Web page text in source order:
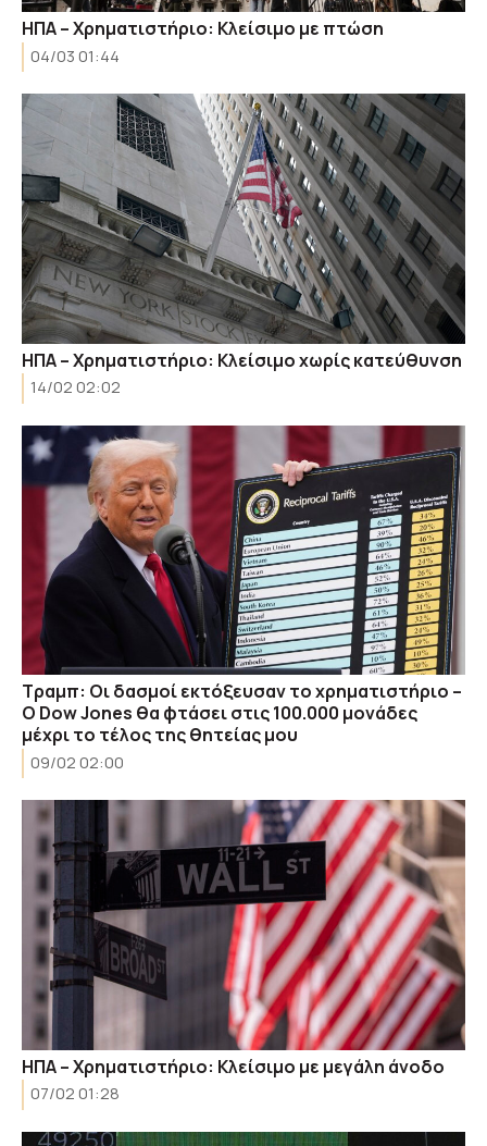
ΗΠΑ – Χρηματιστήριο: Κλείσιμο με πτώση
04/03 01:44
ΗΠΑ – Χρηματιστήριο: Κλείσιμο χωρίς κατεύθυνση
14/02 02:02
Τραμπ: Οι δασμοί εκτόξευσαν το χρηματιστήριο –
Ο Dow Jones θα φτάσει στις 100.000 μονάδες
μέχρι το τέλος της θητείας μου
09/02 02:00
ΗΠΑ – Χρηματιστήριο: Κλείσιμο με μεγάλη άνοδο
07/02 01:28